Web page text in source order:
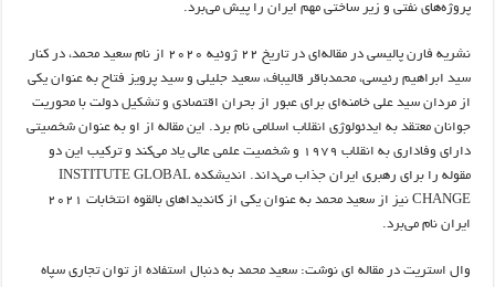
پروژه‌های نفتی و زیر ساختی مهم ایران را پیش می‌برد.
نشریه فارن پالیسی در مقاله‌ای در تاریخ ۲۲ ژوئیه ۲۰۲۰ از نام سعید محمد، در کنار
سید ابراهیم رئیسی، محمدباقر قالیباف، سعید جلیلی و سید پرویز فتاح به عنوان یکی
از مردان سید علی خامنه‌ای برای عبور از بحران اقتصادی و تشکیل دولت با محوریت
جوانان معتقد به ایدئولوژی انقلاب اسلامی نام برد. این مقاله از او به عنوان شخصیتی
دارای وفاداری به انقلاب ۱۹۷۹ و شخصیت علمی عالی یاد می‌کند و ترکیب این دو
مقوله را برای رهبری ایران جذاب می‌داند. اندیشکده INSTITUTE GLOBAL
CHANGE نیز از سعید محمد به عنوان یکی از کاندیداهای بالقوه انتخابات ۲۰۲۱
ایران نام می‌برد.
وال استریت در مقاله ای نوشت: سعید محمد به دنبال استفاده از توان تجاری سپاه